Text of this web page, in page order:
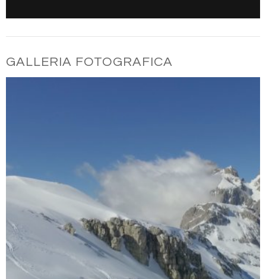
GALLERIA FOTOGRAFICA